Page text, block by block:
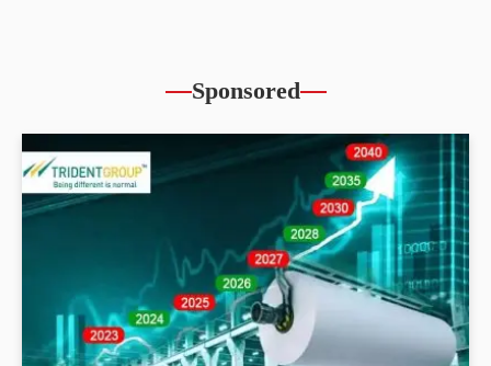
Sponsored